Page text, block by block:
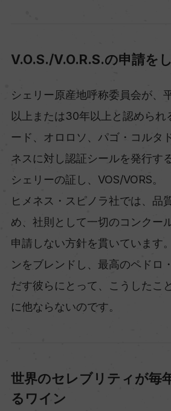
V.O.S./V.O.R.S.の申請を
シェリー原産地呼称委員会が、
以上または30年以上と認められ
ード、オロロソ、パゴ・コルタ
ネスに対し認証シールを発行す
シェリーの証し、VOS/VORS。
ヒメネス・スピノラ社では、品
め、社則として一切のコンクー
申請しない方針を貫いています
ンをブレンドし、最高のペドロ
だす彼らにとって、こうしたこ
に他ならないのです。
世界のセレブリティが毎
るワイン